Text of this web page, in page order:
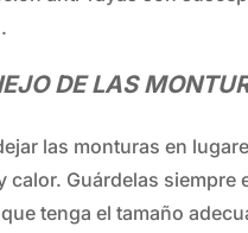
DE LAS
las monturas en
calor. Guárdelas siempre
tenga el tamaño